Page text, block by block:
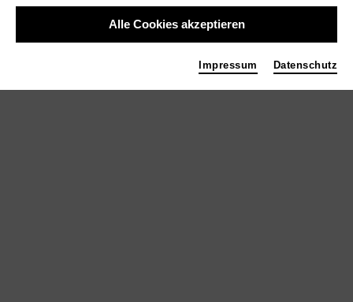
Videoinstallation "Magnifikat"
Alle Cookies akzeptieren
Impressum Datenschutz